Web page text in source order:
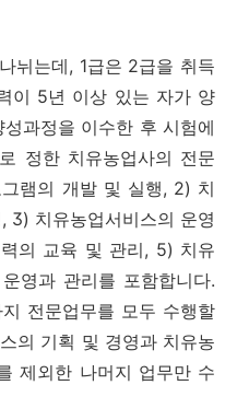
뉘는데, 1급은 2급을 취득
이 5년 이상 있는 자가 양
과정을 이수한 후 시험에
정한 치유농업사의 전문
램의 개발 및 실행, 2) 치
3) 치유농업서비스의 운영
의 교육 및 관리, 5) 치유
영과 관리를 포함합니다.
전문업무를 모두 수행할
의 기획 및 경영과 치유농
제외한 나머지 업무만 수